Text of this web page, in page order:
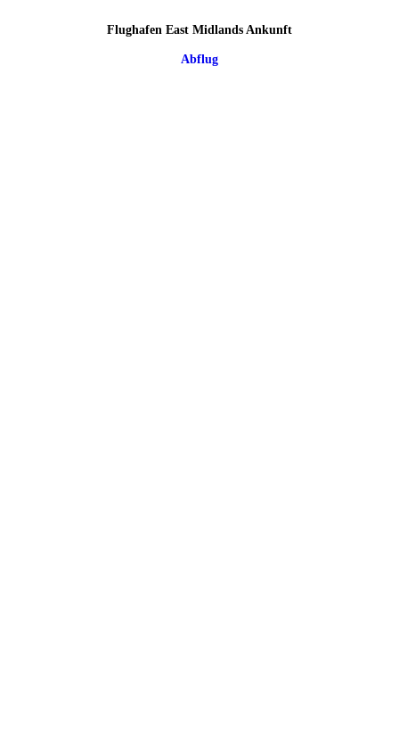
Flughafen East Midlands Ankunft
Abflug